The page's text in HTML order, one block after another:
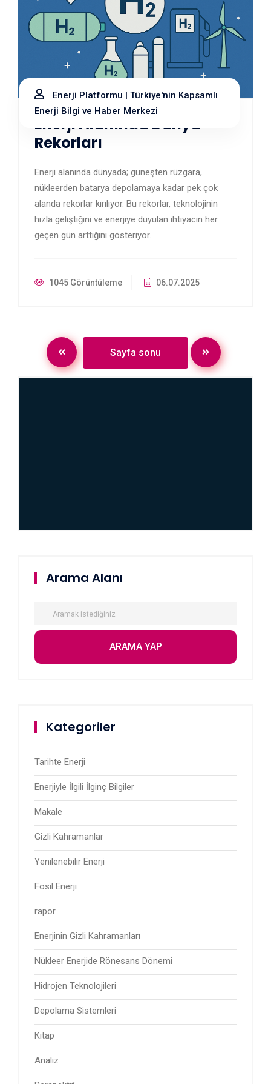
Enerji Platformu | Türkiye'nin Kapsamlı
Enerji Bilgi ve Haber Merkezi
Enerji Alanında Dünya
Rekorları
Enerji alanında dünyada; güneşten rüzgara,
nükleerden batarya depolamaya kadar pek çok
alanda rekorlar kırılıyor. Bu rekorlar, teknolojinin
hızla geliştiğini ve enerjiye duyulan ihtiyacın her
geçen gün arttığını gösteriyor.
1045 Görüntüleme 06.07.2025
Sayfa sonu
Arama Alanı
Kategoriler
Tarihte Enerji
Enerjiyle İlgili İlginç Bilgiler
Makale
Gizli Kahramanlar
Yenilenebilir Enerji
Fosil Enerji
rapor
Enerjinin Gizli Kahramanları
Nükleer Enerjide Rönesans Dönemi
Hidrojen Teknolojileri
Depolama Sistemleri
Kitap
Analiz